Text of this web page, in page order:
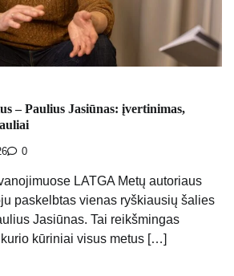
– Paulius Jasiūnas: įvertinimas,
0
LATGA Metų autoriaus
paskelbtas vienas ryškiausių šalies
Jasiūnas. Tai reikšmingas
kūriniai visus metus […]